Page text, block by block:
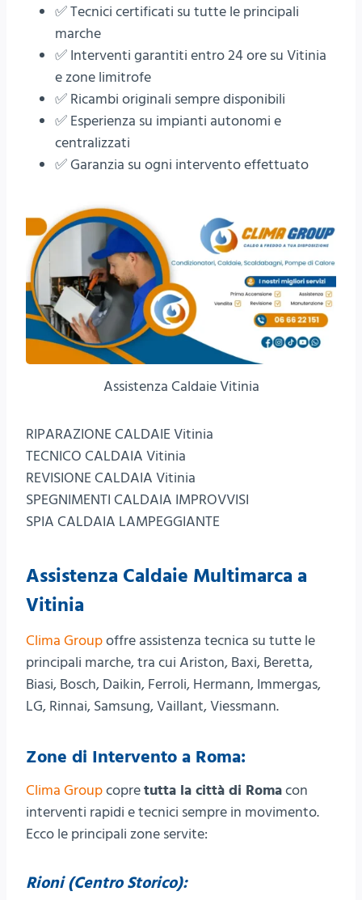
✅ Tecnici certificati su tutte le principali
marche
✅ Interventi garantiti entro 24 ore su Vitinia
e zone limitrofe
✅ Ricambi originali sempre disponibili
✅ Esperienza su impianti autonomi e
centralizzati
✅ Garanzia su ogni intervento effettuato
Assistenza Caldaie Vitinia
RIPARAZIONE CALDAIE Vitinia
TECNICO CALDAIA Vitinia
REVISIONE CALDAIA Vitinia
SPEGNIMENTI CALDAIA IMPROVVISI
SPIA CALDAIA LAMPEGGIANTE
Assistenza Caldaie Multimarca a
Vitinia
Clima Groupoffre assistenza tecnica su tutte le
principali marche, tra cui Ariston, Baxi, Beretta,
Biasi, Bosch, Daikin, Ferroli, Hermann, Immergas,
LG, Rinnai, Samsung, Vaillant, Viessmann.
Zone di Intervento a Roma:
Clima Groupcopretutta la città di Romacon
interventi rapidi e tecnici sempre in movimento.
Ecco le principali zone servite:
Rioni (Centro Storico):